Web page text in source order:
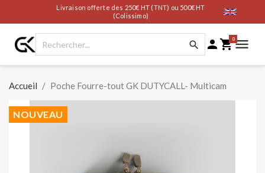
Livraison offerte des 250€ HT (TNT) ou 500€ HT
(Colissimo)
  0
Accueil Poche Fourre-tout GK DUTYCALL- Multicam
NOUVEAU